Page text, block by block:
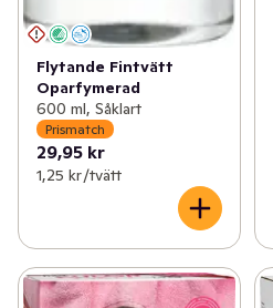
Flytande Fintvätt
Oparfymerad
600 ml, Såklart
Prismatch
29,95 kr
1,25 kr /tvätt